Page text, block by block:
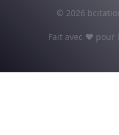
© 2026
Fait avec ♥ pour